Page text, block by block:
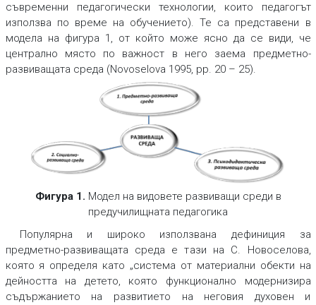
съвременни педагогически технологии, които педагогът
използва по време на обучението). Те са представени в
модела на фигура 1, от който може ясно да се види, че
централно място по важност в него заема предметно-
развиващата среда (Novoselova 1995, pр. 20 – 25).
Фигура 1. Модел на видовете развиващи среди в
предучилищната педагогика
Популярна и широко използвана дефиниция за
предметно-развиващата среда е тази на С. Новоселова,
която я определя като „система от материални обекти на
дейността на детето, която функционално модернизира
съдържанието на развитието на неговия духовен и